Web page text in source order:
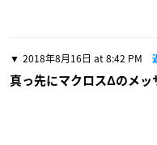
2018年8月16日 at 8:42 PM
真っ先にマクロスΔのメ